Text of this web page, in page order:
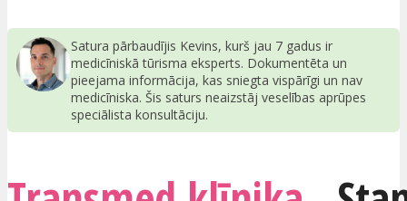
Satura pārbaudījis Kevins, kurš jau 7 gadus ir
medicīniskā tūrisma eksperts. Dokumentēta un
pieejama informācija, kas sniegta vispārīgi un nav
medicīniska. Šis saturs neaizstāj veselības aprūpes
speciālista konsultāciju.